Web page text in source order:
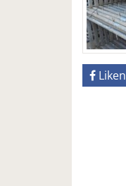
Liken